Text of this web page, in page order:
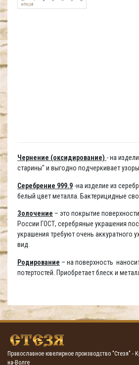
Чернение (оксидирование) - на
старины" и выгодно подчеркивает
Серебрение 999.9 -на изделие из
белый цвет металла. Бактерицидные
Золочение – это покрытие
России ГОСТ, серебряные украшения
украшения требуют очень аккуратного
вид.
Родирование – на поверхность
потертостей. Приобретает блеск и
Православное ювелирное производство "Стезя" -
на-Волге